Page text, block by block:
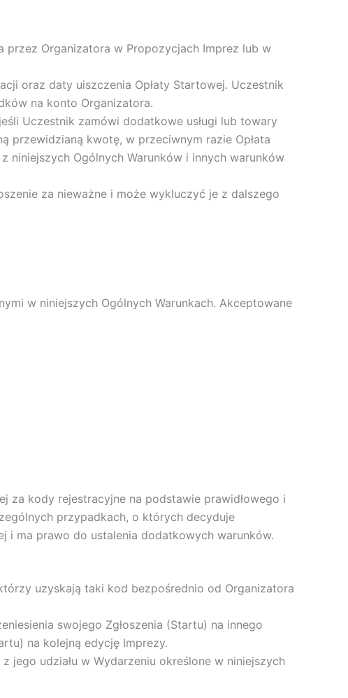
przez Organizatora w Propozycjach Imprez lub w
oraz daty uiszczenia Opłaty Startowej. Uczestnik
na konto Organizatora.
Uczestnik zamówi dodatkowe usługi lub towary
przewidzianą kwotę, w przeciwnym razie Opłata
niniejszych Ogólnych Warunków i innych warunków
za nieważne i może wykluczyć je z dalszego
w niniejszych Ogólnych Warunkach. Akceptowane
za kody rejestracyjne na podstawie prawidłowego i
przypadkach, o których decyduje
i ma prawo do ustalenia dodatkowych warunków.
uzyskają taki kod bezpośrednio od Organizatora
swojego Zgłoszenia (Startu) na innego
na kolejną edycję Imprezy.
jego udziału w Wydarzeniu określone w niniejszych